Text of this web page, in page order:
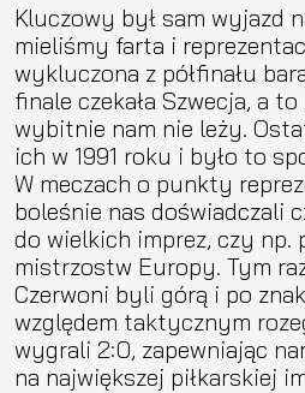
Kluczowy był sam wyjazd
mieliśmy farta i
wykluczona z półfinału
finale czekała Szwecja, a
wybitnie nam nie leży.
ich w 1991 roku i było to
W meczach o punkty
boleśnie nas doświadczali
do wielkich imprez, czy np.
mistrzostw Europy. Tym
Czerwoni byli górą i po
względem taktycznym
wygrali 2:0, zapewniając
na największej piłkarskiej